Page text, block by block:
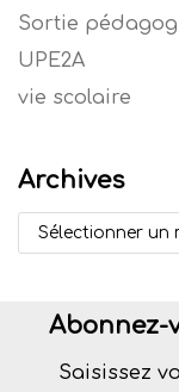
Sortie
UPE2A
vie scolaire
Archives
Abonnez-
Saisissez